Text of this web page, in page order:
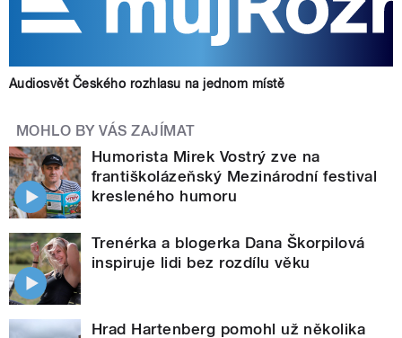
Audiosvět Českého rozhlasu na jednom místě
MOHLO BY VÁS ZAJÍMAT
Humorista Mirek Vostrý zve na
františkolázeňský Mezinárodní festival
kresleného humoru
Trenérka a blogerka Dana Škorpilová
inspiruje lidi bez rozdílu věku
Hrad Hartenberg pomohl už několika